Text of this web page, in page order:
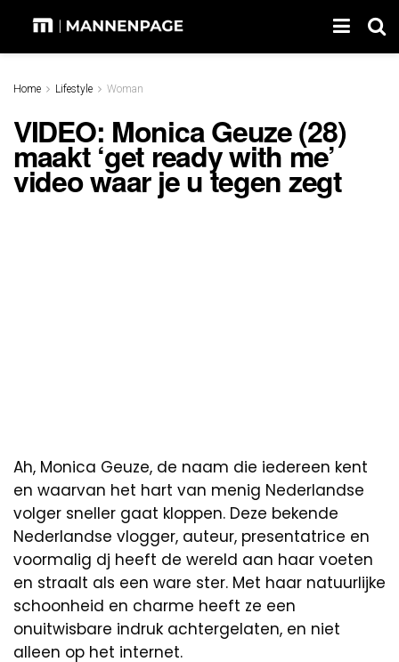
Home Lifestyle Woman
VIDEO: Monica Geuze (28)
maakt ‘get ready with me’
video waar je u tegen zegt
Ah, Monica Geuze, de naam die iedereen kent
en waarvan het hart van menig Nederlandse
volger sneller gaat kloppen. Deze bekende
Nederlandse vlogger, auteur, presentatrice en
voormalig dj heeft de wereld aan haar voeten
en straalt als een ware ster. Met haar natuurlijke
schoonheid en charme heeft ze een
onuitwisbare indruk achtergelaten, en niet
alleen op het internet.